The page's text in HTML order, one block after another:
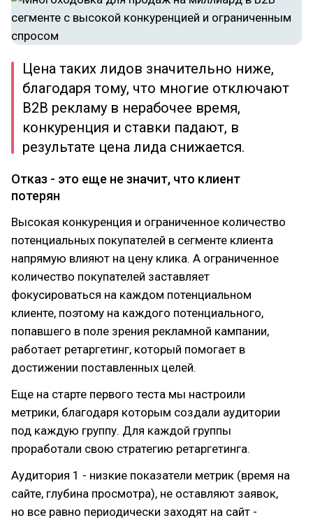
Цена таких лидов значительно ниже,
благодаря тому, что многие отключают
B2B рекламу в нерабочее время,
конкуренция и ставки падают, в
результате цена лида снижается.
Отказ - это еще не значит, что клиент
потерян
Высокая конкуренция и ограниченное количество
потенциальных покупателей в сегменте клиента
напрямую влияют на цену клика. А ограниченное
количество покупателей заставляет
фокусироваться на каждом потенциальном
клиенте, поэтому на каждого потенциального,
попавшего в поле зрения рекламной кампании,
работает ретаргетинг, который помогает в
достижении поставленных целей.
Еще на старте первого теста мы настроили
метрики, благодаря которым создали аудитории
под каждую группу. Для каждой группы
проработали свою стратегию ретаргетинга.
Аудитория 1 - низкие показатели метрик (время на
сайте, глубина просмотра), не оставляют заявок,
но все равно периодически заходят на сайт -